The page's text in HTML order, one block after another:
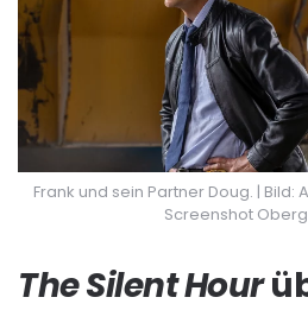
Frank und sein Partner Doug. | Bild:
Screenshot
The Silent Hour